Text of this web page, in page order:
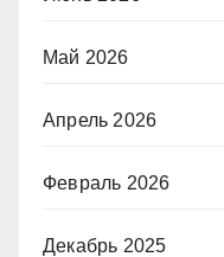
Май 2026
Апрель 2026
Февраль 2026
Декабрь 2025